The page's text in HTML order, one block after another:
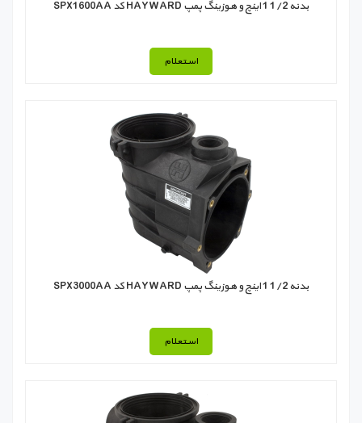
بدنه 1/2 1 اینچ و هوزينگ پمپ HAYWARD کد SPX1600AA
استعلام
بدنه 1/2 1 اینچ و هوزينگ پمپ HAYWARD کد SPX3000AA
استعلام